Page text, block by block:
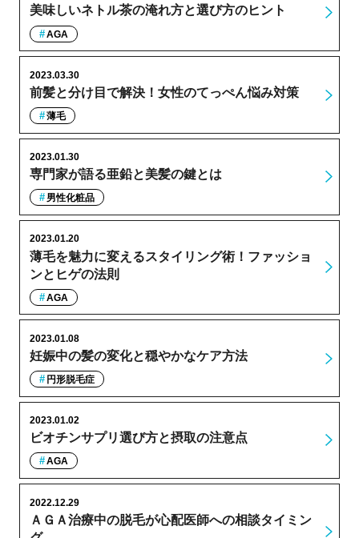
美味しいネトル茶の淹れ方と選び方のヒント
AGA
前髪と分け目で解決！女性のてっぺん悩み対策
2023.03.30
薄毛
専門家が語る亜鉛と美髪の鍵とは
2023.01.30
男性化粧品
薄毛を魅力に変えるスタイリング術！ファッショ
ンとヒゲの法則
2023.01.20
AGA
妊娠中の髪の変化と穏やかなケア方法
2023.01.08
円形脱毛症
ビオチンサプリ選び方と摂取の注意点
2023.01.02
AGA
ＡＧＡ治療中の脱毛が心配医師への相談タイミン
2022.12.29